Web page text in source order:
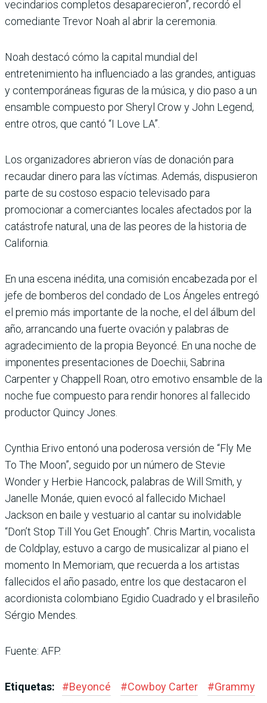
vecindarios completos desaparecieron”, recordó el
comediante Trevor Noah al abrir la ceremonia.
Noah destacó cómo la capital mundial del
entretenimiento ha influenciado a las grandes, antiguas
y contemporáneas figuras de la música, y dio paso a un
ensamble compuesto por Sheryl Crow y John Legend,
entre otros, que cantó “I Love LA”.
Los organizadores abrieron vías de donación para
recaudar dinero para las víctimas. Además, dispusieron
parte de su costoso espacio televisado para
promocionar a comerciantes locales afectados por la
catástrofe natural, una de las peores de la historia de
California.
En una escena inédita, una comisión encabezada por el
jefe de bomberos del condado de Los Ángeles entregó
el premio más importante de la noche, el del álbum del
año, arrancando una fuerte ovación y palabras de
agradecimiento de la propia Beyoncé. En una noche de
imponentes presentaciones de Doechii, Sabrina
Carpenter y Chappell Roan, otro emotivo ensamble de la
noche fue compuesto para rendir honores al fallecido
productor Quincy Jones.
Cynthia Erivo entonó una poderosa versión de “Fly Me
To The Moon”, seguido por un número de Stevie
Wonder y Herbie Hancock, palabras de Will Smith, y
Janelle Monáe, quien evocó al fallecido Michael
Jackson en baile y vestuario al cantar su inolvidable
“Don’t Stop Till You Get Enough”. Chris Martin, vocalista
de Coldplay, estuvo a cargo de musicalizar al piano el
momento In Memoriam, que recuerda a los artistas
fallecidos el año pasado, entre los que destacaron el
acordionista colombiano Egidio Cuadrado y el brasileño
Sérgio Mendes.
Fuente: AFP.
Etiquetas: #Beyoncé #Cowboy Carter #Grammy